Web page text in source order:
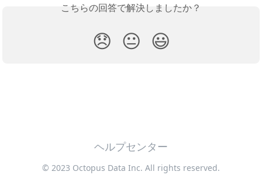
こちらの回答で解決しましたか？
😞 😐 😃
ヘルプセンター
© 2023 Octopus Data Inc. All rights reserved.